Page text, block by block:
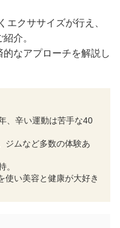
エクササイズが行え、
介。
なアプローチを解説し
、辛い運動は苦手な40
ジムなど多数の体験あ
。
使い美容と健康が大好き